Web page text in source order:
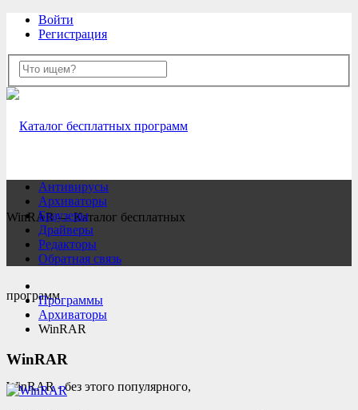
Войти
Регистрация
​WinRAR — Каталог бесплатных
программ
WinRAR - без этого популярного,
Антивирусы
Архиваторы
Браузеры
Драйверы
Редакторы
Обратная связь
Программы
Архиваторы
​WinRAR
​WinRAR